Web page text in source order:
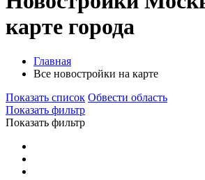
карте города
Главная
Все новостройки на карте
Показать список Обвести область
Показать фильтр
Показать фильтр